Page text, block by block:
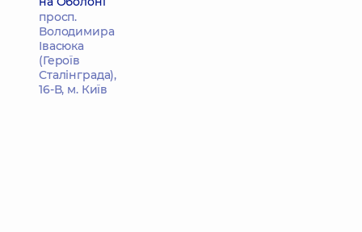
просп.
Володимира
Івасюка
(Героїв
Сталінграда),
16-В, м. Київ